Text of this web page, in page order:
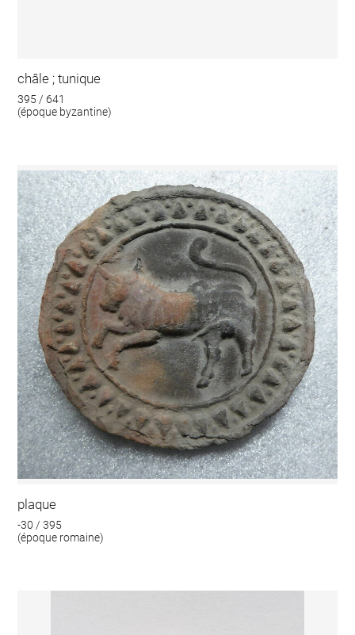
châle ; tunique
395 / 641
(époque byzantine)
plaque
-30 / 395
(époque romaine)